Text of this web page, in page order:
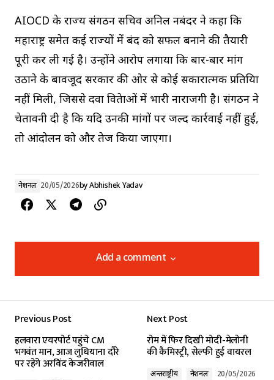
AIOCD के राज्य संगठन सचिव अनिल नबंदर ने कहा कि
महाराष्ट्र समेत कई राज्यों में बंद को सफल बनाने की तैयारी
पूरी कर ली गई है। उन्होंने आरोप लगाया कि बार-बार मांग
उठाने के बावजूद सरकार की ओर से कोई सकारात्मक प्रतिक्रिया
नहीं मिली, जिससे दवा विक्रेताओं में भारी नाराजगी है। संगठन ने
चेतावनी दी है कि यदि उनकी मांगों पर जल्द कार्रवाई नहीं हुई,
तो आंदोलन को और तेज किया जाएगा।
नेशनल 20/05/2026byAbhishek Yadav
Add a comment
Add a comment
Required fields are marked*
Previous Post
हलवारा एयरपोर्ट पहुंचे CM
भगवंत मान, आज लुधियाना दौरे
पर रहेंगे अरविंद केजरीवाल
Next Post
रोम में फिर दिखी मोदी-मेलोनी
की कैमिस्ट्री, सेल्फी हुई वायरल
अन्तर्राष्ट्रीय नेशनल 20/05/2026